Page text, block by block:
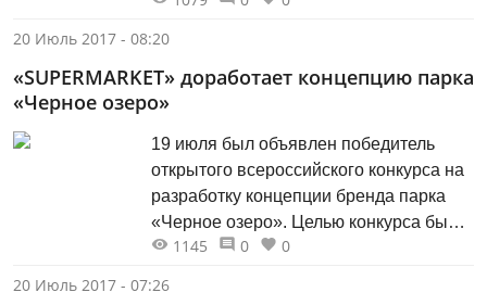
Елабуга, Альметьевск, Ульяновск.
Казань Время отправления: 7:30 Пункт
стадиона Цена: 750 р. Набережные...
20 Июль 2017 - 08:20
«SUPERMARKET» доработает концепцию парка
«Черное озеро»
19 июля был объявлен победитель
открытого всероссийского конкурса на
разработку концепции бренда парка
«Черное озеро». Целью конкурса была
разработка современной концепции
1145 0
0
20 Июль 2017 - 07:26